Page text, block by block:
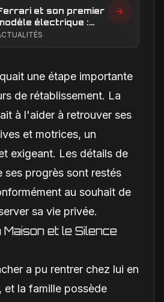
et son premier
électrique :
de
une étape importante
de rétablissement. La
à l'aider à retrouver ses
et motrices, un
exigeant. Les détails de
ses progrès sont restés
au souhait de
sa vie privée.
et le Silence
a pu rentrer chez lui en
et la famille possède